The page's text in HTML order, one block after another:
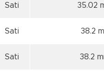
Sati 35.02
Sati 38.2
Sati 38.2